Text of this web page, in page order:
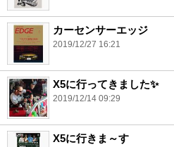
カーセンサーエッジ
2019/12/27 16:21
X5に行ってきました✨
2019/12/14 09:29
X5に行きま～す